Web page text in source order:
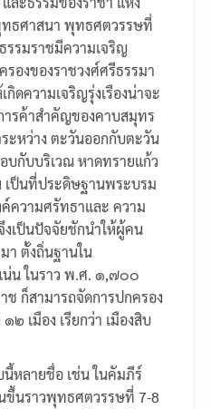
ธศาสนา พุทธศตวรรษที่
รมราชมีความเจริญ
รองของราชวงศ์ศรีธรรมา
ดความเจริญรุ่งเรืองน่าจะ
ารค้าสำคัญของคาบสมุทร
ะหว่าง ตะวันออกกับตะวัน
บกับบริเวณ หาดทรายแก้ว
เป็นที่ประดิษฐานพระบรม
ความศรัทธาและ ความ
งเป็นปัจจัยชักนำให้ผู้คน
า ตั้งถิ่นฐานใน
น่น ในราว พ.ศ. ๑,๗๐๐
ช ก็สามารถจัดการปกครอง
๒ เมือง เรียกว่า เมืองสิบ
หลายชื่อ เช่น ในคัมภีร์
ขึ้นราวพุทธศตวรรษที่ 7-8